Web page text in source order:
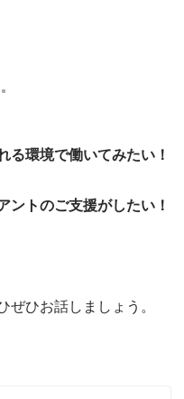
る環境で働いてみたい！
ントのご支援がしたい！
ひお話しましょう。